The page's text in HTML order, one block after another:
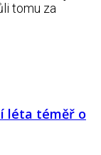
tomu za
léta téměř o